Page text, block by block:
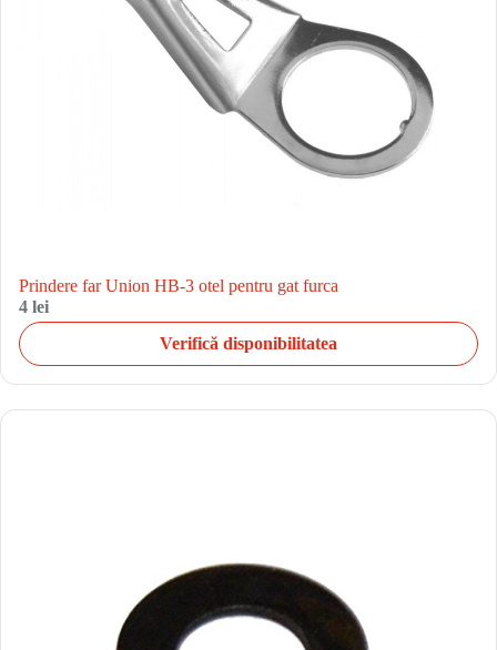
Prindere far Union HB-3 otel pentru gat furca
4 lei
Verifică disponibilitatea